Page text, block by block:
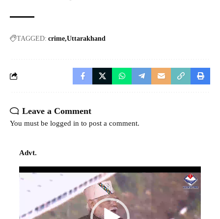
TAGGED: crime Uttarakhand
Leave a Comment
You must be logged in to post a comment.
Advt.
Video